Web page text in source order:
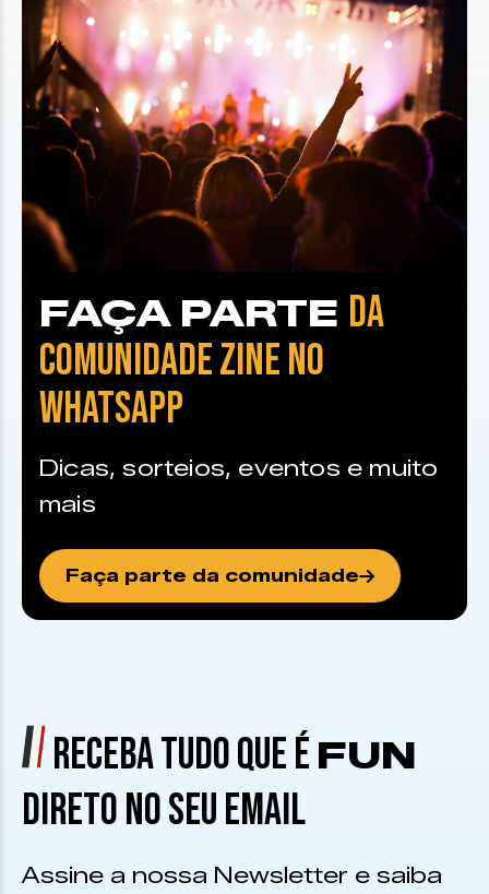
FAÇA PARTE DA
COMUNIDADE ZINE NO
WHATSAPP
Dicas, sorteios, eventos e muito
mais
Faça parte da comunidade
RECEBA TUDO QUE É FUN
DIRETO NO SEU EMAIL
Assine a nossa Newsletter e saiba